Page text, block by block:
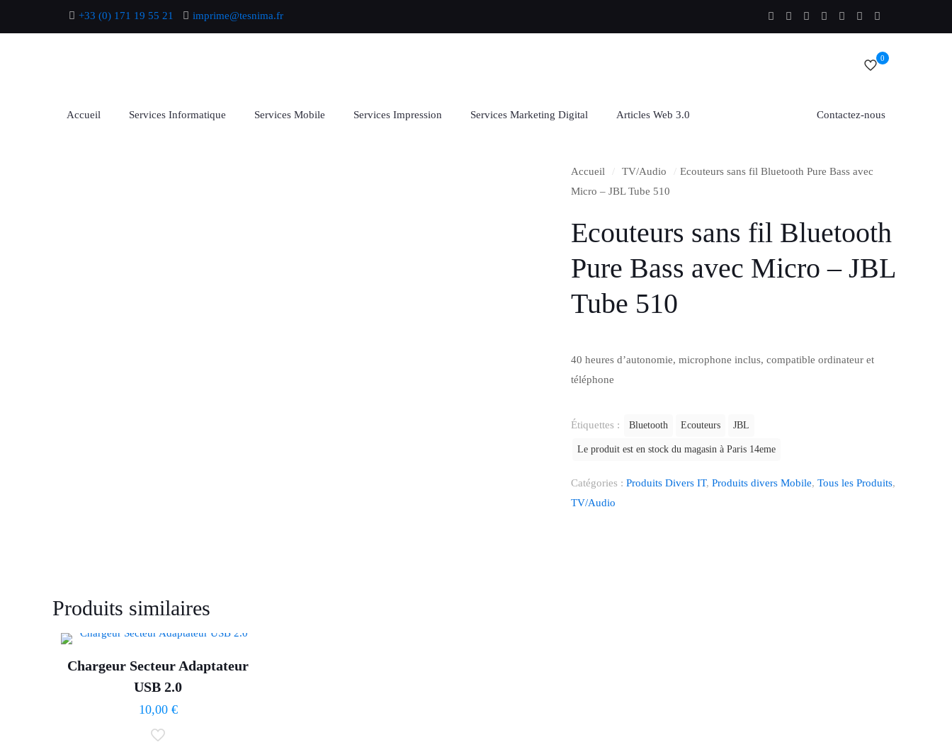
+33 (0) 171 19 55 21 imprime@tesnima.fr
0
Accueil Services Informatique Services Mobile Services Impression Services Marketing Digital Articles Web 3.0 Contactez-nous
Accueil TV/Audio
Ecouteurs sans fil Bluetooth Pure Bass avec
Micro – JBL Tube 510
Ecouteurs sans fil Bluetooth
Pure Bass avec Micro – JBL
Tube 510
40 heures d’autonomie, microphone inclus, compatible ordinateur et
téléphone
Étiquettes : Bluetooth Ecouteurs JBL
Le produit est en stock du magasin à Paris 14eme
Catégories : Produits Divers IT, Produits divers Mobile, Tous les Produits,
TV/Audio
Produits similaires
Chargeur Secteur Adaptateur
USB 2.0
10,00 €